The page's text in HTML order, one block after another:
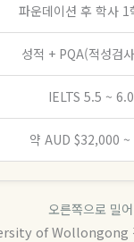
파운데이션 후 학사 1
성적 + PQA(적성검
IELTS 5.5 ~
약 AUD $32,000
오른쪽으로 밀